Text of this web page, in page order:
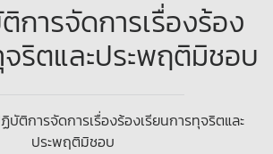
การจัดการเรื่องร้อง
จริตและประพฤติมิชอบ
บัติการจัดการเรื่องร้องเรียนการทุจริตและ
ประพฤติมิชอบ